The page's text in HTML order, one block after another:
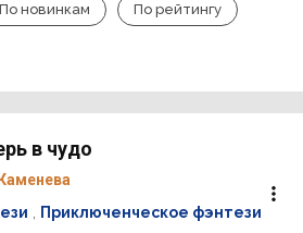
По новинкам По рейтингу
в чудо
Приключенческое фэнтези